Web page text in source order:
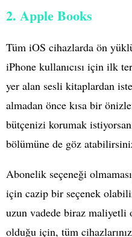
2. Apple Books
Tüm iOS cihazlarda ön
iPhone kullanıcısı için ilk
yer alan sesli kitaplardan
almadan önce kısa bir
bütçenizi korumak
bölümüne de göz
Abonelik seçeneği
için cazip bir seçenek
uzun vadede biraz
olduğu için, tüm